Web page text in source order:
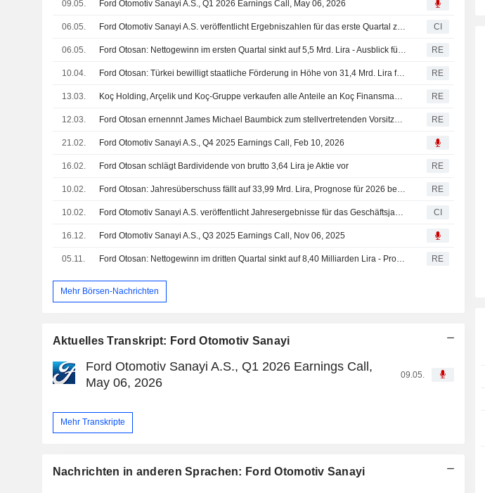
09.05. Ford Otomotiv Sanayi A.S., Q1 2026 Earnings Call, May 06, 2026
06.05. Ford Otomotiv Sanayi A.S. veröffentlicht Ergebniszahlen für das erste Quartal zum 31. März 2026 CI
06.05. Ford Otosan: Nettogewinn im ersten Quartal sinkt auf 5,5 Mrd. Lira - Ausblick für 2026 aktualisiert RE
10.04. Ford Otosan: Türkei bewilligt staatliche Förderung in Höhe von 31,4 Mrd. Lira für Lkw-Investitionen in Europa RE
13.03. Koç Holding, Arçelik und Koç-Gruppe verkaufen alle Anteile an Koç Finansman für 137 Millionen Dollar an Ford Otosan RE
12.03. Ford Otosan ernennnt James Michael Baumbick zum stellvertretenden Vorsitzenden RE
21.02. Ford Otomotiv Sanayi A.S., Q4 2025 Earnings Call, Feb 10, 2026
16.02. Ford Otosan schlägt Bardividende von brutto 3,64 Lira je Aktie vor RE
10.02. Ford Otosan: Jahresüberschuss fällt auf 33,99 Mrd. Lira, Prognose für 2026 bekanntgegeben RE
10.02. Ford Otomotiv Sanayi A.S. veröffentlicht Jahresergebnisse für das Geschäftsjahr zum 31. Dezember 2025 CI
16.12. Ford Otomotiv Sanayi A.S., Q3 2025 Earnings Call, Nov 06, 2025
05.11. Ford Otosan: Nettogewinn im dritten Quartal sinkt auf 8,40 Milliarden Lira - Prognose angepasst RE
Mehr Börsen-Nachrichten
Aktuelles Transkript: Ford Otomotiv Sanayi
Ford Otomotiv Sanayi A.S., Q1 2026 Earnings Call,
May 06, 2026
09.05.
Mehr Transkripte
Nachrichten in anderen Sprachen: Ford Otomotiv Sanayi